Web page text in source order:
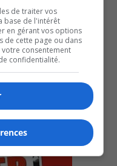
ses terres
de traiter vos
base de l'intérêt
en gérant vos options
de cette page ou dans
consentement
confidentialité.